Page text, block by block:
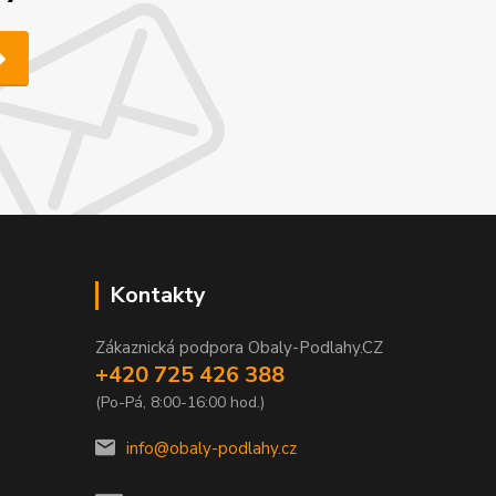
Kontakty
Zákaznická podpora Obaly-Podlahy.CZ
+420 725 426 388
(Po-Pá, 8:00-16:00 hod.)
info@obaly-podlahy.cz